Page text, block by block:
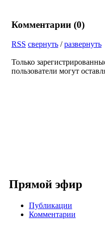
Комментарии (0)
RSS свернуть /развернуть
Только
пользователи могут
Прямой эфир
Публикации
Комментарии